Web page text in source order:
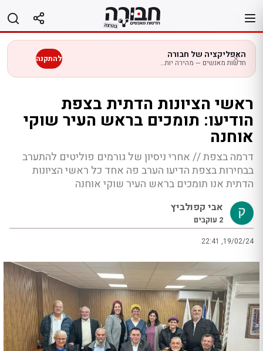
לתוכן
האפליקציה של חבורה
חדשות מאנשים — מהירה יותר בנייד להתקנה
ראשי הציונות הדתית בצפת
הודיעו: תומכים בראש העיר שוקי
אוחנה
דרמה בצפת // אחרי ניסיון של גורמים פוליטים להתערב
בבחירות בצפת הדיעו הערב פה אחד כל ראשי הציונות
הדתית אנו תומכים בראש העיר שוקי אוחנה
אבי קפולביץ
2 עוקבים
22:41 ,19/02/24